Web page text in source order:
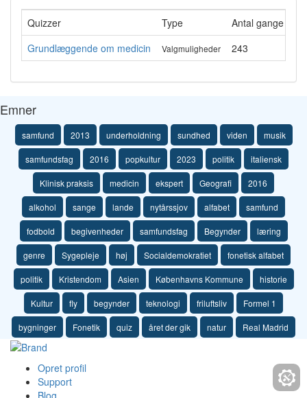
Quizzer Type
Antal gange
Grundlæggende om medicin
Valgmuligheder 243
Emner
samfund 2013 underholdning sundhed viden musik
samfundsfag 2016 popkultur 2023 politik italiensk
Klinisk praksis medicin ekspert Geografi 2016
alkohol sange lande nytårssjov alfabet samfund
fodbold begivenheder samfundsfag Begynder læring
genre Sygepleje høj Socialdemokratiet fonetisk alfabet
politik Kristendom Asien Københavns Kommune historie
Kultur fly begynder teknologi friluftsliv Formel 1
bygninger Fonetik quiz året der gik natur Real Madrid
Opret profil
Support